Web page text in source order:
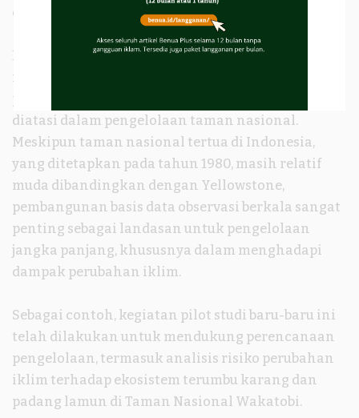
optimal.
Dunggio dan Gunawan (2009) dalam studinya
menegaskan bahwa kurangnya dukungan data
penelitian menjadi tantangan utama yang harus
diatasi dalam pengelolaan taman nasional.
Meskipun taman nasional tertua di Indonesia,
yang ditetapkan pada tahun 1980, masih relatif
muda dibandingkan dengan Yellowstone,
pembangunan basis data observasi berkala sangat
penting sebagai landasan untuk pengelolaan
jangka panjang, khususnya dalam menghadapi
dampak perubahan iklim.
Sebagai contoh, kegiatan pilot studi baru-baru ini
telah dilakukan untuk mendukung perencanaan
pengelolaan, termasuk analisis risiko perubahan
iklim terhadap ekosistem terumbu karang dan
padang lamun di Taman Nasional Wakatobi.